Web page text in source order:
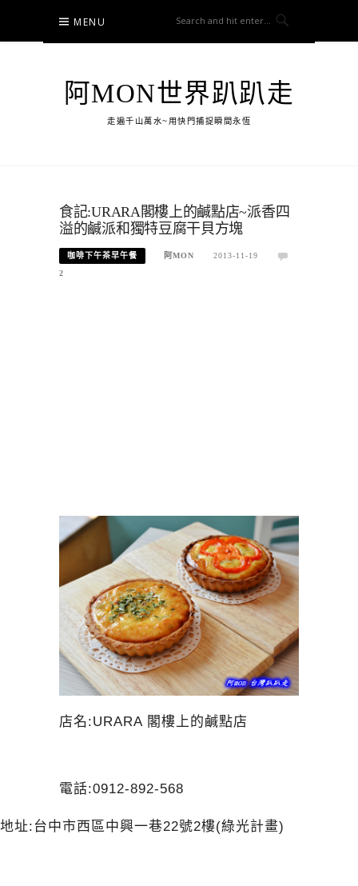
content
MENU
阿MON世界趴趴走
走遍千山萬水~用快門捕捉瞬間永恆
食記:URARA閣樓上的鹹點店~派香四
溢的鹹派和獨特豆腐干貝方塊
咖啡下午茶早午餐 阿MON
2013-11-19
2
店名:URARA 閣樓上的鹹點店
電話:0912-892-568
地址:台中市西區中興一巷22號2樓(綠光計畫)